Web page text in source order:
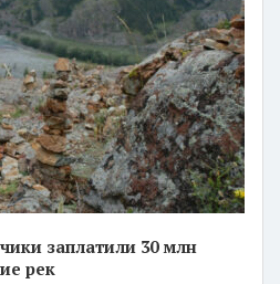
заплатили 30 млн
рек